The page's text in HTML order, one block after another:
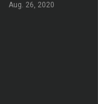
Aug. 26, 2020